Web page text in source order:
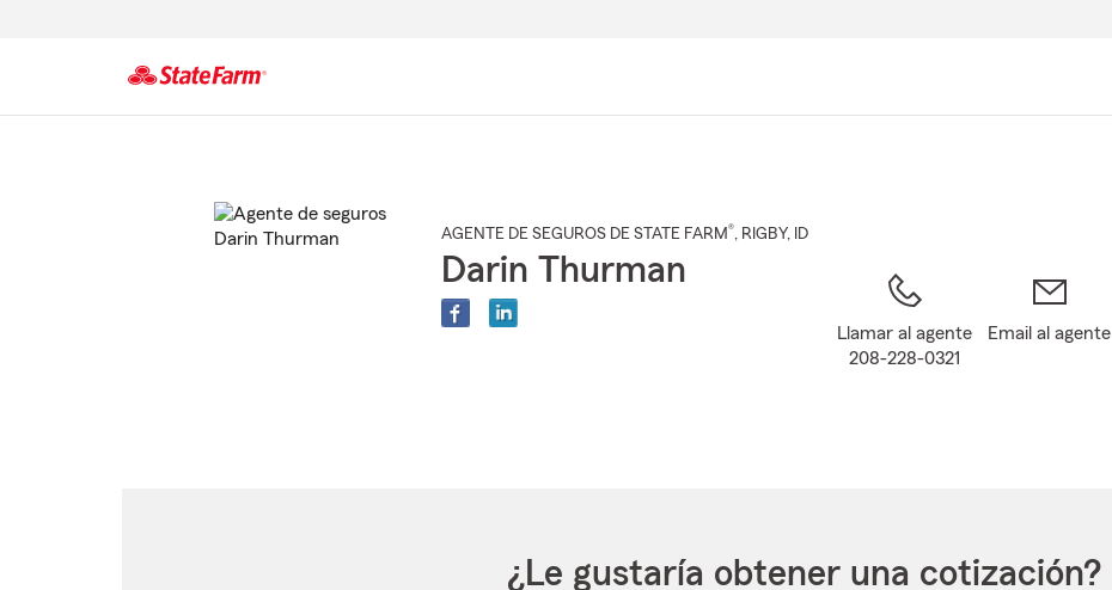
AGENTE DE SEGUROS DE STATE FARM®, RIGBY, ID
Darin Thurman
Llamar al agente
208-228-0321
Email al agente
¿Le gustaría obtener una cotización?